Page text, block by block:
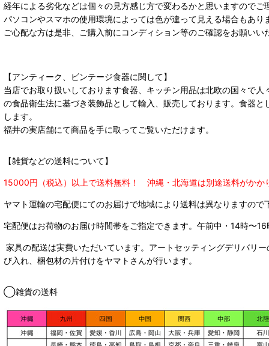
経年による劣化などは個々の見方感じ方で変わるかと思いますのでご
パソコンやスマホの使用環境によっては色が違って見える場合もあ
ご心配な方は是非、ご購入前にコンディション等のご確認をお願い
【アンティーク、ビンテージ食器に関して】
当店でお取り扱いしております食器、キッチン用品は北欧の国々で
の食品衛生法に基づき装飾品として輸入、販売しております。食器
します。
福井の実店舗にて商品を手に取ってご覧いただけます。
【雑貨などの送料について】
15000円（税込）以上で送料無料！ 沖縄・北海道は別途送料がかか
ヤマト運輸の宅配便にてのお届けで地域により送料は異なりますので
宅配便はお荷物のお届け時間帯をご指定できます。 午前中・14時〜
家具の配送は実費いただいています。アートセッティングデリバリ
び入れ、梱包材の片付けをヤマトさんが行います。
◯雑貨の送料